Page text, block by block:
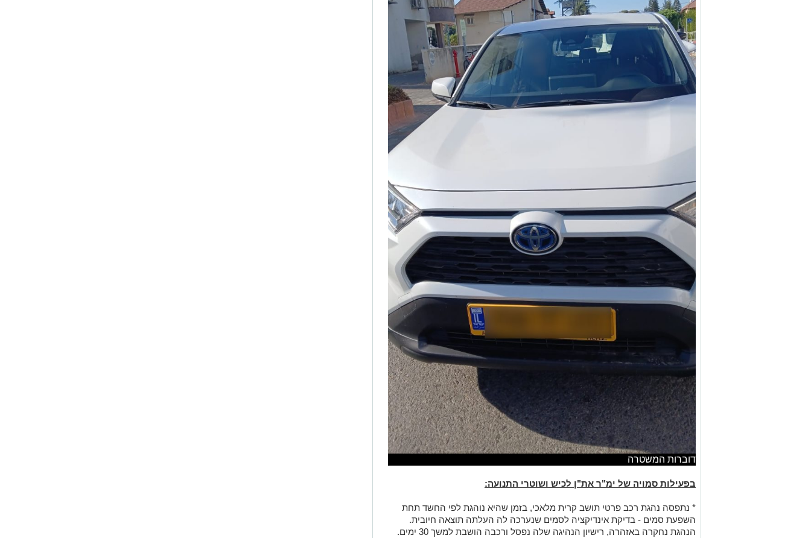
דוברות המשטרה
בפעילות סמויה של ימ"ר את"ן לכיש ושוטרי התנועה:
* נתפסה נהגת רכב פרטי תושב קרית מלאכי, בזמן שהיא נוהגת לפי החשד תחת
השפעת סמים - בדיקת אינדיקציה לסמים שנערכה לה העלתה תוצאה חיובית.
הנהגת נחקרה באזהרה, רישיון הנהיגה שלה נפסל ורכבה הושבת למשך 30 ימים.